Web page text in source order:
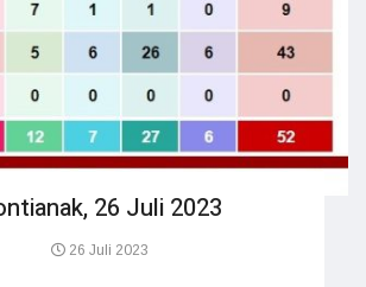
26 Juli 2023
26 Juli 2023